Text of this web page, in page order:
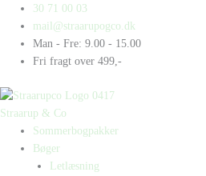
indholdet
30 71 00 03
mail@straarupogco.dk
Man - Fre: 9.00 - 15.00
Fri fragt over 499,-
Straarup & Co
Sommerbogpakker
Bøger
Letlæsning
Products
search
Products
search
Lærervejledning
dansk
antal